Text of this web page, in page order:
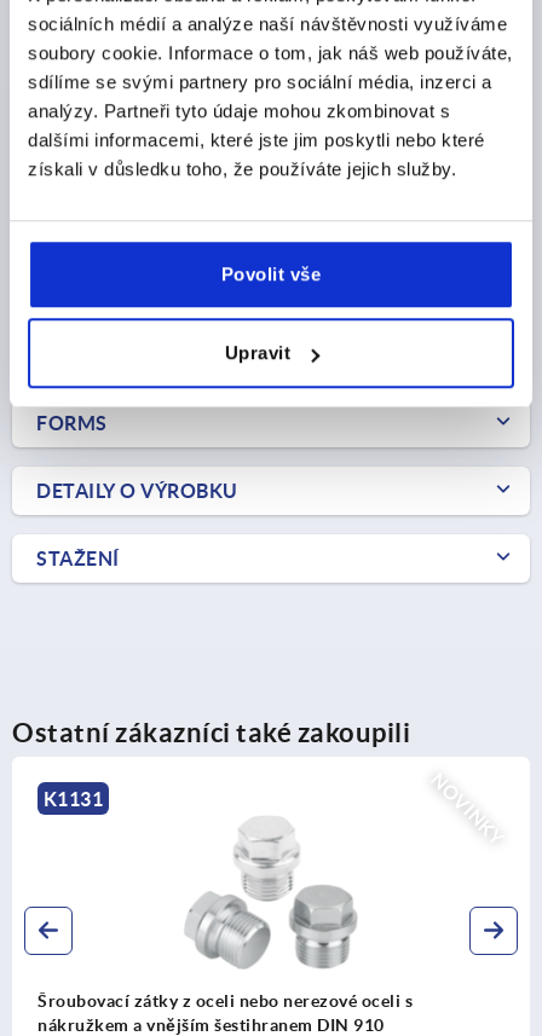
sociálních médií a analýze naší návštěvnosti využíváme
soubory cookie. Informace o tom, jak náš web používáte,
sdílíme se svými partnery pro sociální média, inzerci a
analýzy. Partneři tyto údaje mohou zkombinovat s
dalšími informacemi, které jste jim poskytli nebo které
získali v důsledku toho, že používáte jejich služby.
Povolit vše
Upravit
OBLOUKOVÉ MADLO, PROV.:B, A=140, L=178, D=9,5
TERMOPLAST
A=140 D=9,5 L=178
NOSNÁ SÍLA N =1000
PROVEDENÍ=B
PROVEDENÍ=S KRYTKOU B=38
B1=26
bez DPH
plus náklady na dopravu
DETAILY
FORMS
DETAILY O VÝROBKU
STAŽENÍ
Ostatní zákazníci také zakoupili
NOVINKY
K1131
Šroubovací zátky z oceli nebo nerezové oceli s
nákružkem a vnějším šestihranem DIN 910